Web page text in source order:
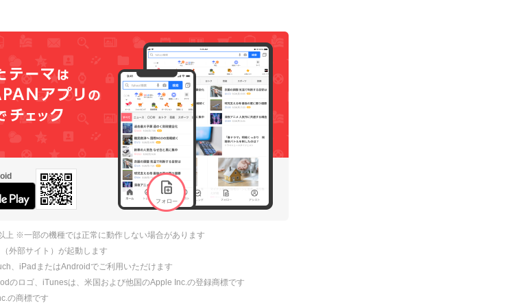
上 ※一部の機種では正常に動作しない場合があります
外部サイト）が起動します
、iPadまたはAndroidでご利用いただけます
のロゴ、iTunesは、米国および他国のApple Inc.の登録商標です
の商標です